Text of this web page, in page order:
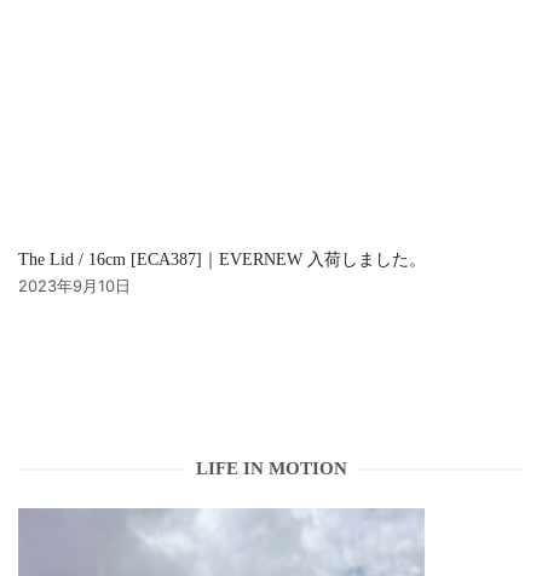
The Lid / 16cm [ECA387]｜EVERNEW 入荷しました。
2023年9月10日
LIFE IN MOTION